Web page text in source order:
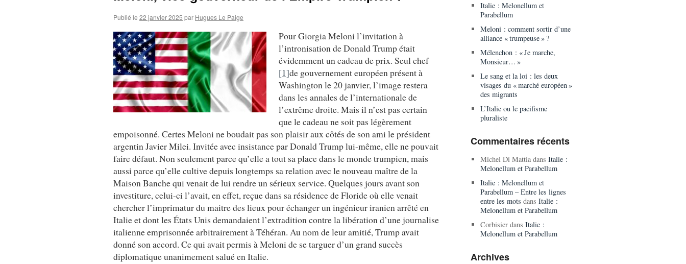
Publié le 22 janvier 2025 par Hugues Le Paige
Pour Giorgia Meloni l’invitation à
l’intronisation de Donald Trump était
évidemment un cadeau de prix. Seul chef
[1]de gouvernement européen présent à
Washington le 20 janvier, l’image restera
dans les annales de l’internationale de
l’extrême droite. Mais il n’est pas certain
que le cadeau ne soit pas légèrement
empoisonné. Certes Meloni ne boudait pas son plaisir aux côtés de son ami le président
argentin Javier Milei. Invitée avec insistance par Donald Trump lui-même, elle ne pouvait
faire défaut. Non seulement parce qu’elle a tout sa place dans le monde trumpien, mais
aussi parce qu’elle cultive depuis longtemps sa relation avec le nouveau maître de la
Maison Banche qui venait de lui rendre un sérieux service. Quelques jours avant son
investiture, celui-ci l’avait, en effet, reçue dans sa résidence de Floride où elle venait
chercher l’imprimatur du maitre des lieux pour échanger un ingénieur iranien arrêté en
Italie et dont les États Unis demandaient l’extradition contre la libération d’une journalise
italienne emprisonnée arbitrairement à Téhéran. Au nom de leur amitié, Trump avait
donné son accord. Ce qui avait permis à Meloni de se targuer d’un grand succès
diplomatique unanimement salué en Italie.
Italie : Melonellum et
Parabellum
Meloni : comment sortir d’une
alliance « trumpeuse » ?
Mélenchon : « Je marche,
Monsieur… »
Le sang et la loi : les deux
visages du « marché européen »
des migrants
L’Italie ou le pacifisme
pluraliste
Commentaires récents
Michel Di Mattiadans Italie :
Melonellum et Parabellum
Italie : Melonellum et
Parabellum – Entre les lignes
entre les mots dans Italie :
Melonellum et Parabellum
Corbisierdans Italie :
Melonellum et Parabellum
Archives